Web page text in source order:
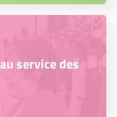
service des